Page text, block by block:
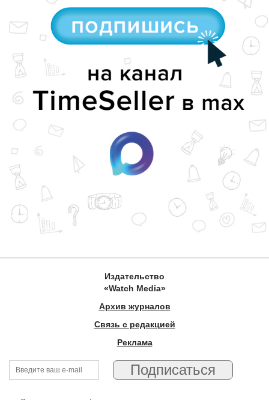
Издательство
«Watch Media»
Архив журналов
Связь с редакцией
Реклама